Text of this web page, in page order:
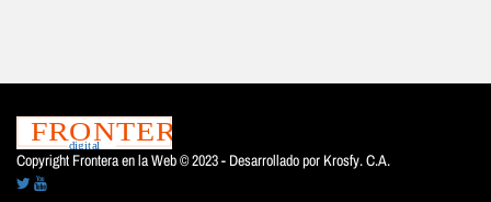
Copyright Frontera en la Web © 2023 - Desarrollado por Krosfy. C.A.